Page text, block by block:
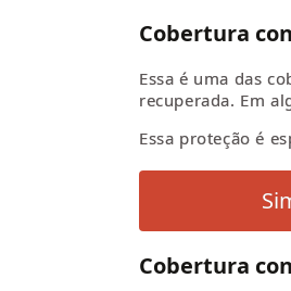
Cobertura
Essa é uma das
recuperada. Em
Essa proteção é
Cobertura